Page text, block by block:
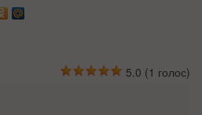
5.0 (1 голос)